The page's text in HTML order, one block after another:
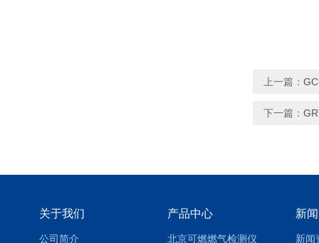
上一篇：
下一篇：
关于我们
公司简介
产品中心
北京可燃燃气检测仪
新
新闻